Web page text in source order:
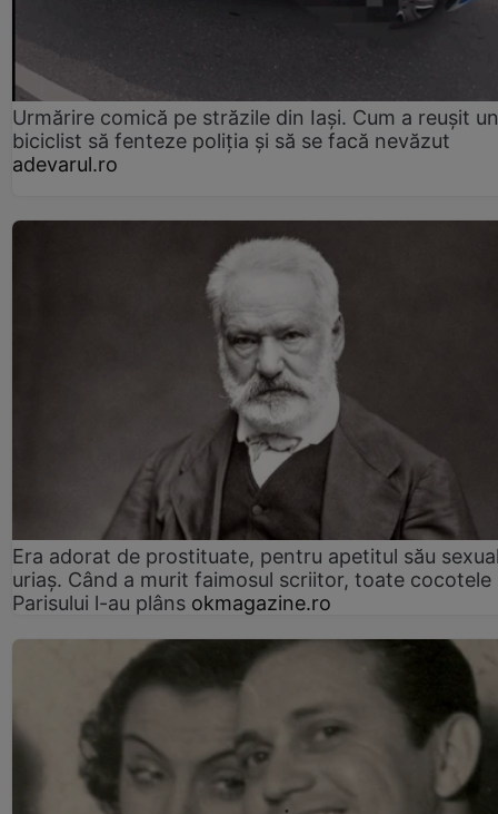
Urmărire comică pe străzile din Iași. Cum a reușit un
biciclist să fenteze poliția și să se facă nevăzut
adevarul.ro
Era adorat de prostituate, pentru apetitul său
uriaș. Când a murit faimosul scriitor, toate cocotele
Parisului l-au plâns okmagazine.ro